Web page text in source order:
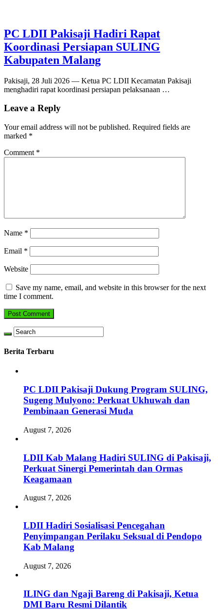
PC LDII Pakisaji Hadiri Rapat
Koordinasi Persiapan SULING
Kabupaten Malang
Pakisaji, 28 Juli 2026 — Ketua PC LDII Kecamatan Pakisaji
menghadiri rapat koordinasi persiapan pelaksanaan …
Leave a Reply
Your email address will not be published. Required fields are
marked *
Comment *
Name *
Email *
Website
Save my name, email, and website in this browser for the next
time I comment.
Berita Terbaru
PC LDII Pakisaji Dukung Program SULING,
Sugeng Mulyono: Perkuat Ukhuwah dan
Pembinaan Generasi Muda
August 7, 2026
LDII Kab Malang Hadiri SULING di Pakisaji,
Perkuat Sinergi Pemerintah dan Ormas
Keagamaan
August 7, 2026
LDII Hadiri Sosialisasi Pencegahan
Penyimpangan Perilaku Seksual di Pendopo
Kab Malang
August 7, 2026
ILING dan Ngaji Bareng di Pakisaji, Ketua
DMI Baru Resmi Dilantik